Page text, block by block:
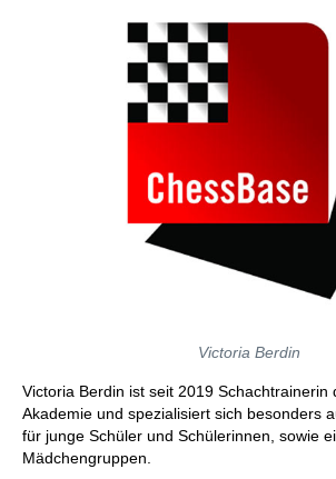
Victoria Berdin
Victoria Berdin ist seit 2019 Schachtrainerin
Akademie und spezialisiert sich besonders
für junge Schüler und Schülerinnen, sowie
Mädchengruppen.